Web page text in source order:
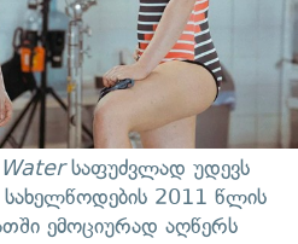
საფუძვლად უდევს
სახელწოდების 2011 წლის
ემოციურად აღწერს